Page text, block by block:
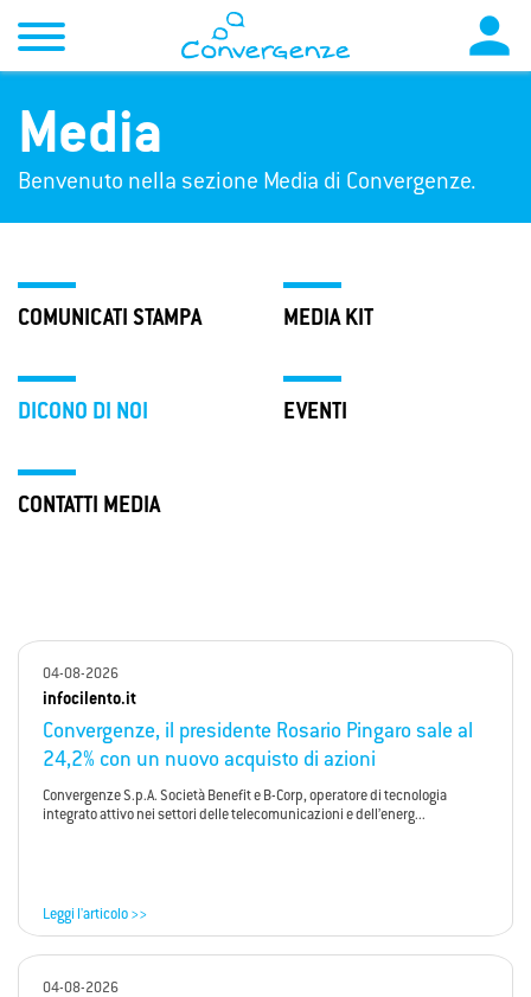

Media
Benvenuto nella sezione Media di Convergenze.
COMUNICATI STAMPA MEDIA KIT
DICONO DI NOI EVENTI
CONTATTI MEDIA
04-08-2026
infocilento.it
Convergenze, il presidente Rosario Pingaro sale al
24,2% con un nuovo acquisto di azioni
Convergenze S.p.A. Società Benefit e B-Corp, operatore di tecnologia
integrato attivo nei settori delle telecomunicazioni e dell’energ...
Leggi l'articolo >>
04-08-2026